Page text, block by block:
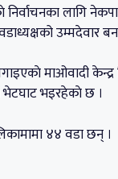
लागि
उम्मदेवार
माओवादी
भेटघाट भइरहेकाे छ ।
४४ वडा छन् ।